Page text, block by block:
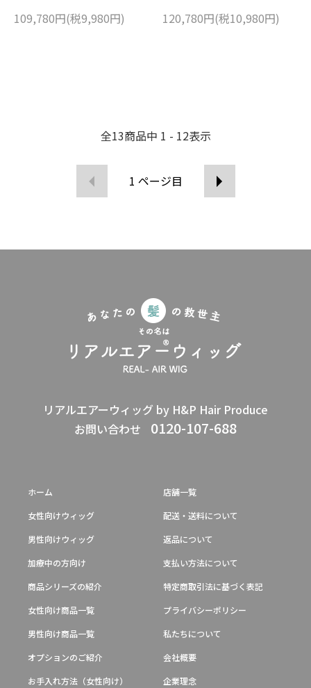
109,780円(税9,980円)
120,780円(税10,980円)
全13商品中 1 - 12表示
1 ページ目
リアルエアーウィッグ by H&P Hair Produce
お問い合わせ
0120-107-688
ホーム
女性向けウィッグ
男性向けウィッグ
加療中の方向け
商品シリーズの紹介
女性向け商品一覧
男性向け商品一覧
オプションのご紹介
お手入れ方法（女性向け）
店舗一覧
配送・送料について
返品について
支払い方法について
特定商取引法に基づく表記
プライバシーポリシー
私たちについて
会社概要
企業理念